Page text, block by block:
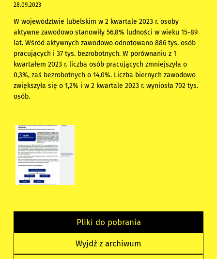
28.09.2023
W województwie lubelskim w 2 kwartale 2023 r. osoby
aktywne zawodowo stanowiły 56,8% ludności w wieku 15-89
lat. Wśród aktywnych zawodowo odnotowano 886 tys. osób
pracujących i 37 tys. bezrobotnych. W porównaniu z 1
kwartałem 2023 r. liczba osób pracujących zmniejszyła o
0,3%, zaś bezrobotnych o 14,0%. Liczba biernych zawodowo
zwiększyła się o 1,2% i w 2 kwartale 2023 r. wyniosła 702 tys.
osób.
Pliki do pobrania
Wyjdź z archiwum